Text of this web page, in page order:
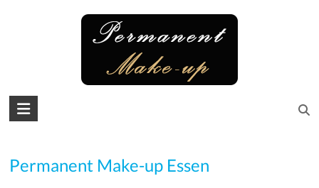
up
Permanent Make-up Essen